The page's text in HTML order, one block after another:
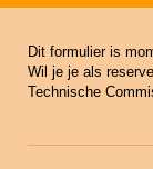
Dit formulier is
Wil je je als
Technische